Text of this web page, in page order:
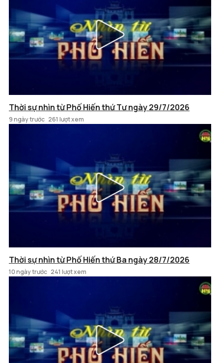
Thời sự nhìn từ Phố Hiến thứ Tư ngày 29/7/2026
9 ngày trước 261 lượt xem
Thời sự nhìn từ Phố Hiến thứ Ba ngày 28/7/2026
10 ngày trước 241 lượt xem